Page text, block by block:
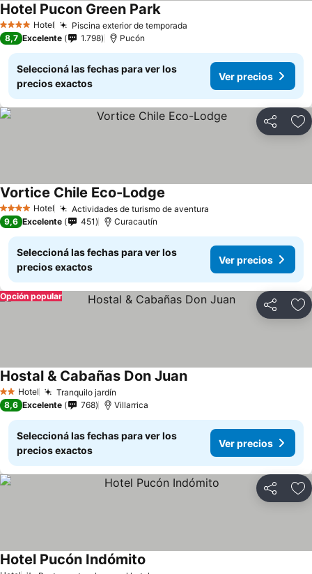
4 EstrellasHotel Piscina exterior de temporada
Hotel Pucon Green ParkVer precios
8,7 Excelente 1.798 Pucón
Seleccioná las fechas para ver los
precios exactos
Ver precios
Compartir
4 EstrellasHotel Actividades de turismo de aventura
Vortice Chile Eco-Lodge
9,6 Excelente 451 Curacautín
Seleccioná las fechas para ver los
precios exactos
Ver precios
Compartir
Opción popular
2 Estrellas
Hotel Tranquilo jardín
Hostal & Cabañas Don JuanVer precios
8,6 Excelente 768 Villarrica
Seleccioná las fechas para ver los
precios exactos
Ver precios
Compartir
Hotel Pucón Indómito